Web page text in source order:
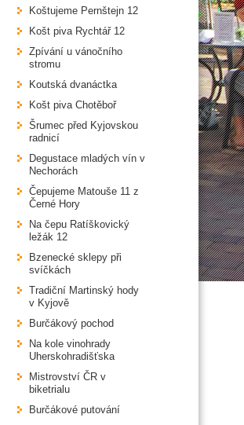
Koštujeme Pernštejn 12
Košt piva Rychtář 12
Zpívání u vánočního
stromu
Koutská dvanáctka
Košt piva Chotěboř
Šrumec před Kyjovskou
radnicí
Degustace mladých vín v
Nechorách
Čepujeme Matouše 11 z
Černé Hory
Na čepu Ratíškovický
ležák 12
Bzenecké sklepy při
svíčkách
Tradiční Martinský hody
v Kyjově
Burčákový pochod
Na kole vinohrady
Uherskohradišťska
Mistrovství ČR v
biketrialu
Burčákové putování